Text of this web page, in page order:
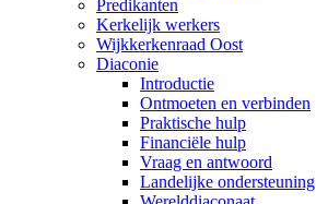
Predikanten
Kerkelijk werkers
Wijkkerkenraad Oost
Diaconie
Introductie
Ontmoeten en verbinden
Praktische hulp
Financiële hulp
Vraag en antwoord
Landelijke ondersteuning